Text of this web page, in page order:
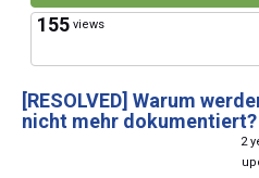
155 views
[RESOLVED] Warum
nicht mehr dokumentiert?
2